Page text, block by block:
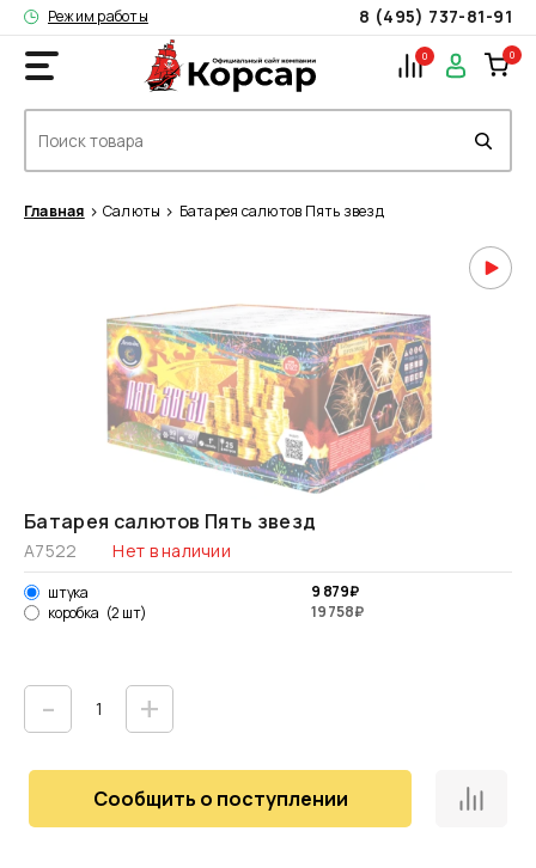
Режим работы 8 (495) 737-81-91
0 0
Главная Салюты Батарея салютов Пять звезд
Батарея салютов Пять звезд
А7522 Нет в наличии
штука 9 879₽
коробка (2 шт) 19 758₽
- +
Сообщить о поступлении